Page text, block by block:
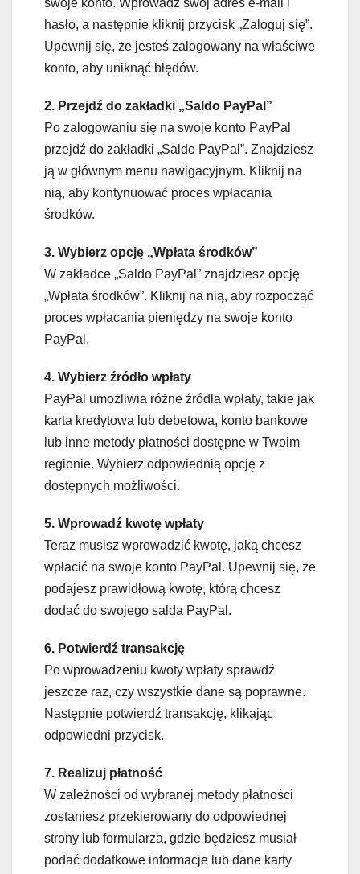
swoje konto. Wprowadź swój adres e-mail i
hasło, a następnie kliknij przycisk „Zaloguj się”.
Upewnij się, że jesteś zalogowany na właściwe
konto, aby uniknąć błędów.
2. Przejdź do zakładki „Saldo PayPal”
Po zalogowaniu się na swoje konto PayPal
przejdź do zakładki „Saldo PayPal”. Znajdziesz
ją w głównym menu nawigacyjnym. Kliknij na
nią, aby kontynuować proces wpłacania
środków.
3. Wybierz opcję „Wpłata środków”
W zakładce „Saldo PayPal” znajdziesz opcję
„Wpłata środków”. Kliknij na nią, aby rozpocząć
proces wpłacania pieniędzy na swoje konto
PayPal.
4. Wybierz źródło wpłaty
PayPal umożliwia różne źródła wpłaty, takie jak
karta kredytowa lub debetowa, konto bankowe
lub inne metody płatności dostępne w Twoim
regionie. Wybierz odpowiednią opcję z
dostępnych możliwości.
5. Wprowadź kwotę wpłaty
Teraz musisz wprowadzić kwotę, jaką chcesz
wpłacić na swoje konto PayPal. Upewnij się, że
podajesz prawidłową kwotę, którą chcesz
dodać do swojego salda PayPal.
6. Potwierdź transakcję
Po wprowadzeniu kwoty wpłaty sprawdź
jeszcze raz, czy wszystkie dane są poprawne.
Następnie potwierdź transakcję, klikając
odpowiedni przycisk.
7. Realizuj płatność
W zależności od wybranej metody płatności
zostaniesz przekierowany do odpowiednej
strony lub formularza, gdzie będziesz musiał
podać dodatkowe informacje lub dane karty